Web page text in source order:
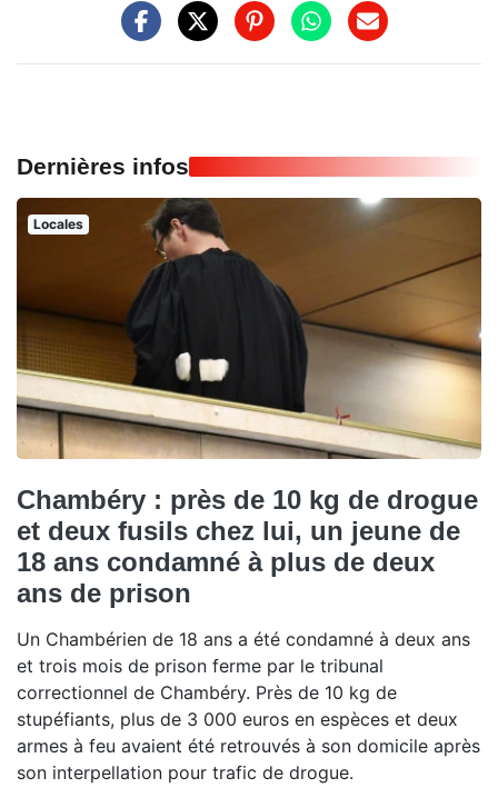
Dernières infos
Locales
Chambéry : près de 10 kg de drogue
et deux fusils chez lui, un jeune de
18 ans condamné à plus de deux
ans de prison
Un Chambérien de 18 ans a été condamné à deux ans
et trois mois de prison ferme par le tribunal
correctionnel de Chambéry. Près de 10 kg de
stupéfiants, plus de 3 000 euros en espèces et deux
armes à feu avaient été retrouvés à son domicile après
son interpellation pour trafic de drogue.